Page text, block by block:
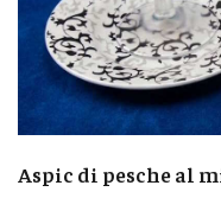
Aspic di pesche al